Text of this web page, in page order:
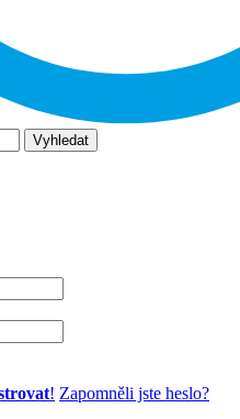
Vyhledat
! Zapomněli jste heslo?